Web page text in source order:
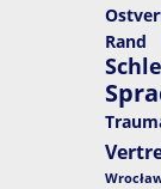
Rand